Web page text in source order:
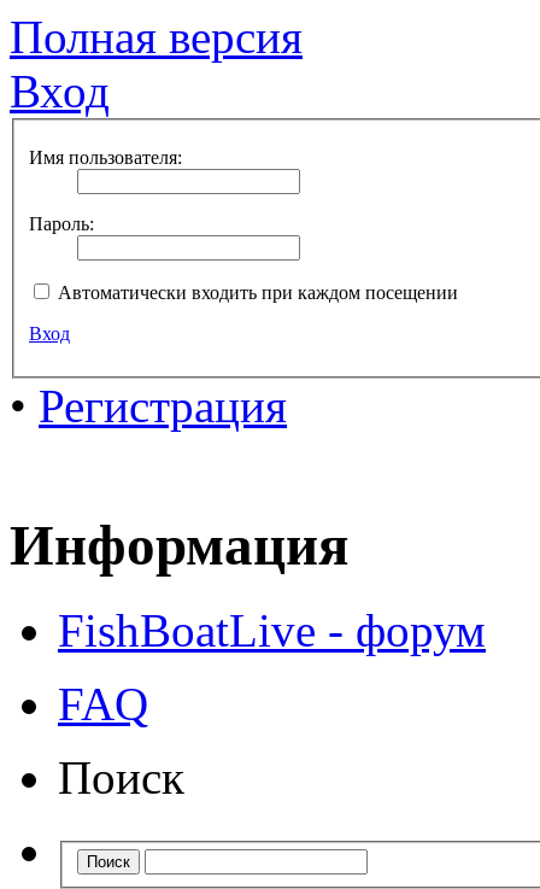
Полная версия
Вход
Имя пользователя:
Пароль:
Автоматически входить при каждом посещении
Вход
• Регистрация
Информация
FishBoatLive - форум
FAQ
Поиск